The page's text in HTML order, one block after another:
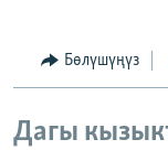
Бөлүшүңүз
Дагы